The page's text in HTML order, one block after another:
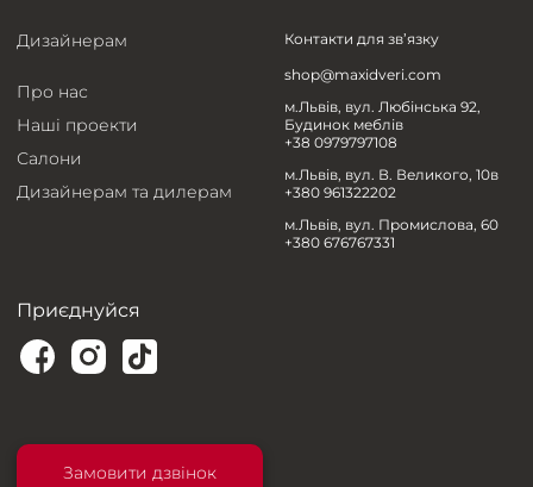
Дизайнерам
Про нас
Наші проекти
Салони
Дизайнерам та дилерам
Контакти для зв’язку
shop@maxidveri.com
м.Львів, вул. Любінська 92,
Будинок меблів
+38 0979797108
м.Львів, вул. В. Великого, 10в
+380 961322202
м.Львів, вул. Промислова, 60
+380 676767331
Приєднуйся
Замовити дзвінок